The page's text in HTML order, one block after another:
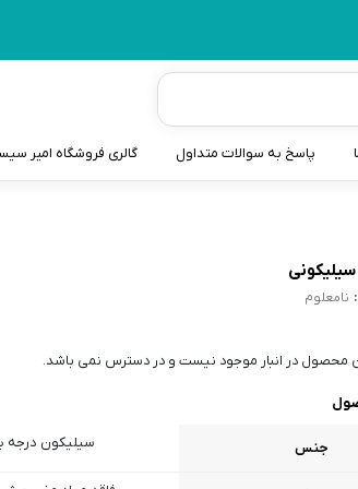
مایع استریل
پاسخ به سوالات متداول گالری فروشگاه امیر
نامعلوم
محصول در انبار موجود نیست و در دسترس نمی باشد.
جنس سیلیکون درجه